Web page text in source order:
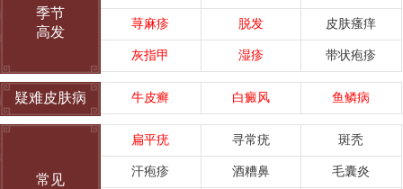
季节
高发
荨麻疹 脱发 皮肤瘙痒
灰指甲 湿疹 带状疱疹
疑难皮肤病 牛皮癣 白癜风 鱼鳞病
常见
扁平疣 寻常疣 斑秃
汗疱疹 酒糟鼻 毛囊炎